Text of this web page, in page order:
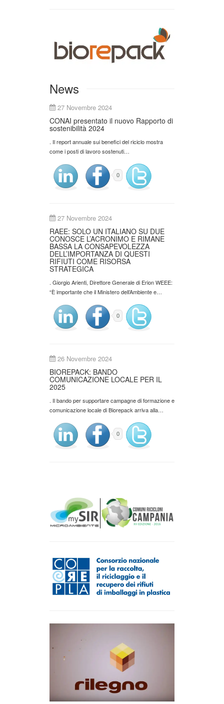
News
27 Novembre 2024
CONAI presentato il nuovo Rapporto di
sostenibilità 2024
. Il report annuale sui benefici del riciclo mostra
come i posti di lavoro sostenuti…
0
27 Novembre 2024
RAEE: SOLO UN ITALIANO SU DUE
CONOSCE L’ACRONIMO E RIMANE
BASSA LA CONSAPEVOLEZZA
DELL’IMPORTANZA DI QUESTI
RIFIUTI COME RISORSA
STRATEGICA
. Giorgio Arienti, Direttore Generale di Erion WEEE:
“È importante che il Ministero dell’Ambiente e…
0
26 Novembre 2024
BIOREPACK: BANDO
COMUNICAZIONE LOCALE PER IL
2025
. Il bando per supportare campagne di formazione e
comunicazione locale di Biorepack arriva alla…
0